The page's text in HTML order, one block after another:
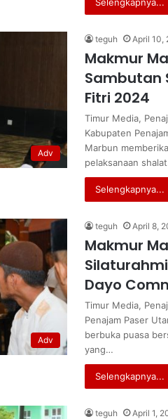
Adv
teguh April 10,
Makmur
Sambutan
Fitri 2024
Timur Media,
Kabupaten
Marbun
pelaksanaan
Selengkapnya...
Adv
teguh April 8,
Makmur
Dayo
Timur Media,
Penajam Paser
berbuka puasa
yang…
Selengkapnya...
teguh April 1,